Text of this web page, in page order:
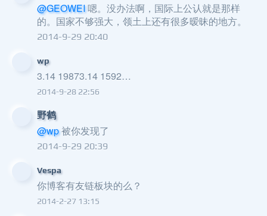
@GEOWEI嗯。没办法啊，国际上公认就是那样
的。国家不够强大，领土上还有很多暧昧的地方。
2014-9-29 20:40
wp
3.14 19873.14 1592…
2014-9-28 22:56
野鹤
@wp被你发现了
2014-9-29 20:39
Vespa
你博客有友链板块的么？
2014-2-27 13:15